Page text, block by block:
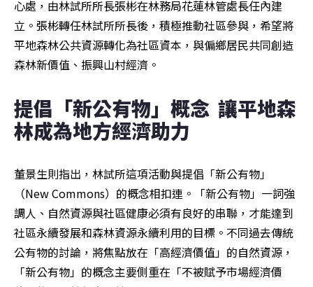
心處，由林試所所長張彬在林務局花蓮林管處長任內建
立。張彬轉任林試所所長後，積極推動社區參與，希望將
平地森林公共資源轉化為社區資本，與偏鄉居民共同創造
森林新價值、振興山村經濟。
提倡「新公有物」概念  讓平地森
林成為地方經濟助力
董景生則指出，林試所這項活動與提倡「新公有物」
（New Commons）的概念相扣連。「新公有物」一詞強
調人、自然資源與社區健康必須有良好的串聯，才能達到
社區永續發展和森林資源永續利用的目標。不同過去傳統
公有物的討論，將焦點放在「高經濟價值」的自然資源，
「新公有物」的概念主要側重在「不被賦予市場經濟價